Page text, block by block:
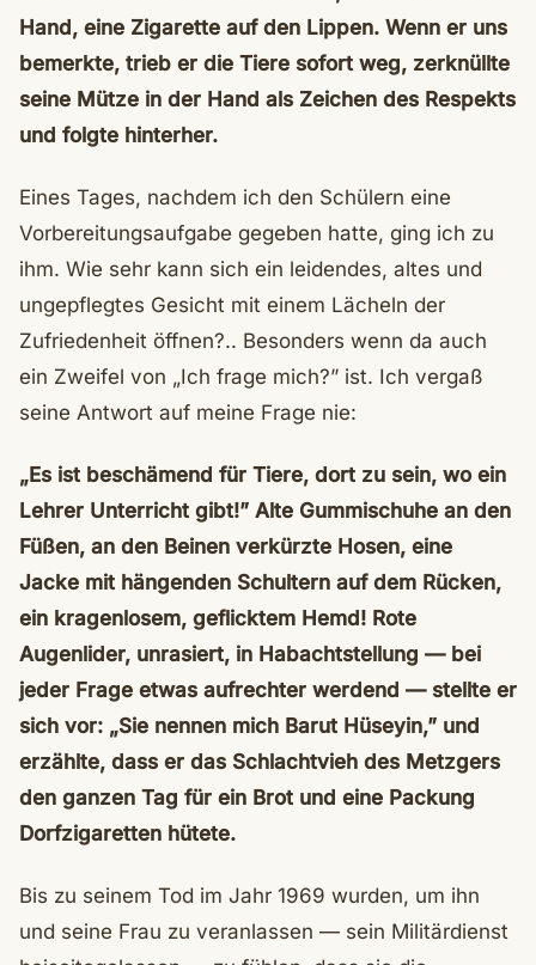
Hand, eine Zigarette auf den Lippen. Wenn er uns
bemerkte, trieb er die Tiere sofort weg, zerknüllte
seine Mütze in der Hand als Zeichen des Respekts
und folgte hinterher.
Eines Tages, nachdem ich den Schülern eine
Vorbereitungsaufgabe gegeben hatte, ging ich zu
ihm. Wie sehr kann sich ein leidendes, altes und
ungepflegtes Gesicht mit einem Lächeln der
Zufriedenheit öffnen?.. Besonders wenn da auch
ein Zweifel von „Ich frage mich?” ist. Ich vergaß
seine Antwort auf meine Frage nie:
„Es ist beschämend für Tiere, dort zu sein, wo ein
Lehrer Unterricht gibt!” Alte Gummischuhe an den
Füßen, an den Beinen verkürzte Hosen, eine
Jacke mit hängenden Schultern auf dem Rücken,
ein kragenlosem, geflicktem Hemd! Rote
Augenlider, unrasiert, in Habachtstellung — bei
jeder Frage etwas aufrechter werdend — stellte er
sich vor: „Sie nennen mich Barut Hüseyin,” und
erzählte, dass er das Schlachtvieh des Metzgers
den ganzen Tag für ein Brot und eine Packung
Dorfzigaretten hütete.
Bis zu seinem Tod im Jahr 1969 wurden, um ihn
und seine Frau zu veranlassen — sein Militärdienst